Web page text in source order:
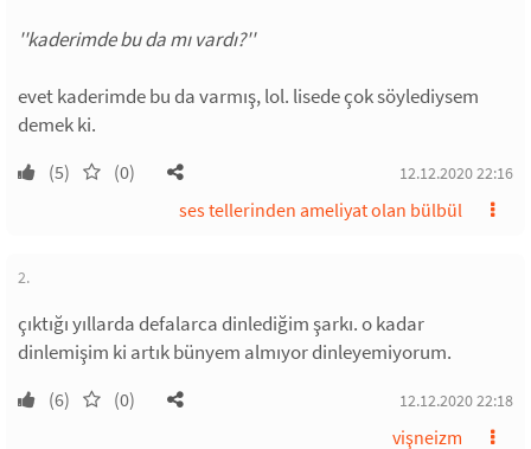
''kaderimde bu da mı vardı?''
evet kaderimde bu da varmış, lol. lisede çok söylediysem
demek ki.
(5) (0) 12.12.2020 22:16
ses tellerinden ameliyat olan bülbül
2.
çıktığı yıllarda defalarca dinlediğim şarkı. o kadar
dinlemişim ki artık bünyem almıyor dinleyemiyorum.
(6) (0) 12.12.2020 22:18
vişneizm